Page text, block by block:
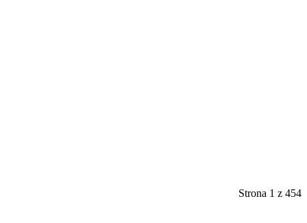
Strona 1 z 454